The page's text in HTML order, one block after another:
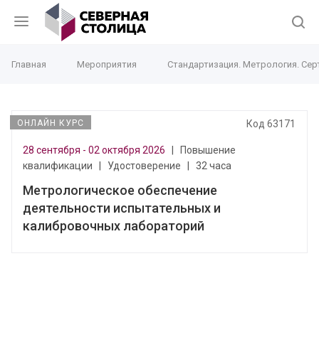
Главная Мероприятия Стандартизация. Метрология.
ОНЛАЙН КУРС Код 63171
28 сентября - 02 октября 2026
Повышение
квалификации
Удостоверение 32 часа
Метрологическое обеспечение
деятельности испытательных и
калибровочных лабораторий